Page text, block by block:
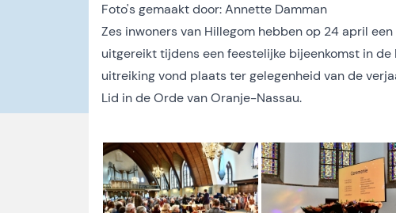
Foto's gemaakt door:Annette Damman
Zes inwoners van Hillegom hebben op 24 april
uitgereikt tijdens een feestelijke bijeenkomst in
uitreiking vond plaats ter gelegenheid van de
Lid in de Orde van Oranje-Nassau.